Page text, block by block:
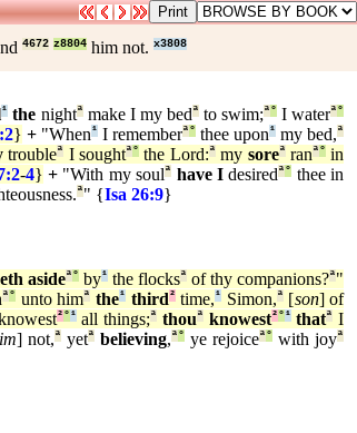
4672 z8804 him not. x3808
¹ the nightªmake I my bedªto swim;ª° I waterª°
} + "When¹ I rememberª° thee upon¹ my bed,ª
troubleª I soughtª° the Lord:ª my soreª ranª°in
-4} + "With my soulª have Idesiredª° thee in
ª" {Isa 26:9}
asideª°by¹the flocksª of thy companions?ª"
ª° unto himª the¹ third²time,¹ Simon,ª [son] of
²°¹all things;ª thouª knowest²°¹thatª I
] not,ª yetª believing,ª° ye rejoiceª° with joyª